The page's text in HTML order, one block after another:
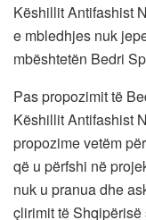
Këshillit Antifashist
e mbledhjes nuk
mbështetën Bedri
Pas propozimit të
Këshillit Antifashist
propozime vetëm
që u përfshi në
nuk u pranua dhe
çlirimit të